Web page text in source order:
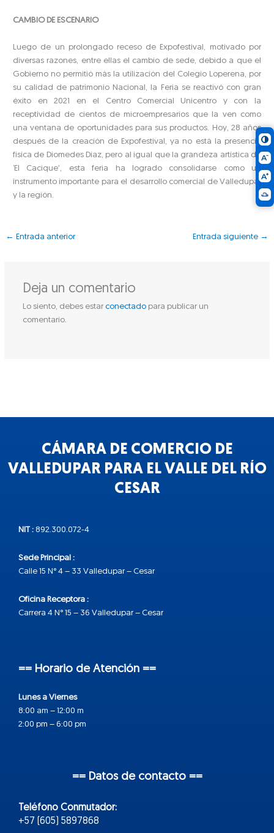
CAMBIO DE ESCENARIO
Luego de un prolongado receso de Expofestival, motivado por
diversas razones, entre ellas el cambio de sede, debido a que el
Gobierno no permitió más la utilización del Colegio Loperena, por
su calidad de patrimonio Nacional, la Feria se reactivó con gran
éxito en 2021 en el Centro Comercial Unicentro y con la
receptividad de cientos de microempresarios que la ven como
una ventana de oportunidades para sus productos. Hoy, 28 años
después de la creación de Expofestival, ya no está la presencia
física de Diomedes Díaz, pero al igual que la grandeza artística de
‘El Cacique’, esta feria ha logrado consolidarse como un
instrumento importante para el desarrollo comercial de Valledupar
y la región.
← Entrada anterior Entrada siguiente →
Deja un comentario
Lo siento, debes estar conectadopara publicar un
comentario.
CÁMARA DE COMERCIO DE
VALLEDUPAR PARA EL VALLE DEL RÍO
CESAR
NIT : 892.300.072-4
Sede Principal :
Calle 15 N° 4 – 33 Valledupar – Cesar
Oficina Receptora :
Carrera 4 N° 15 – 36 Valledupar – Cesar
== Horario de Atención ==
Lunes a Viernes
8:00 am – 12:00 m
2:00 pm – 6:00 pm
== Datos de contacto ==
Teléfono Conmutador:
+57 (605) 5897868